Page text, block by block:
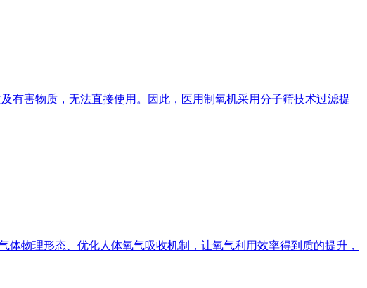
有害物质，无法直接使用。因此，医用制氧机采用分子筛技术过滤提
物理形态、优化人体氧气吸收机制，让氧气利用效率得到质的提升，